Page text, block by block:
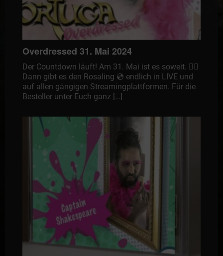
Overdressed 31. Mai 2024
Der Countdown läuft! Am 31. Mai ist es soweit. ☝🏻
Dann gibt es den Rosaling 💿 endlich in LIVE und
auf allen gängigen Streamingplattformen. Für die
Besteller unter Euch ganz […]